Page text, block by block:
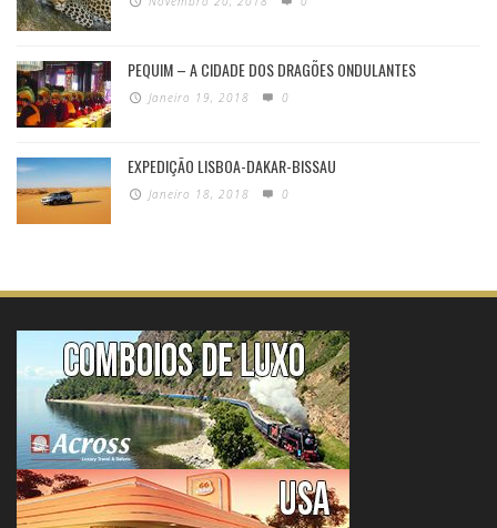
PEQUIM – A CIDADE DOS DRAGÕES ONDULANTES
Janeiro 19, 2018 0
EXPEDIÇÃO LISBOA-DAKAR-BISSAU
Janeiro 18, 2018 0